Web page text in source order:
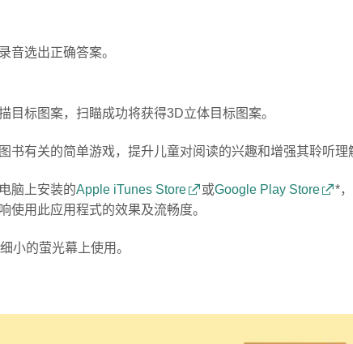
音选出正确答案。
目标图案，扫瞄成功将获得3D立体目标图案。
有关的简单游戏，提升儿童对阅读的兴趣和增强其聆听理
脑上安装的Apple iTunes Store 或Google Play Store
*
使用此应用程式的效果及流畅度。
小的萤光幕上使用。